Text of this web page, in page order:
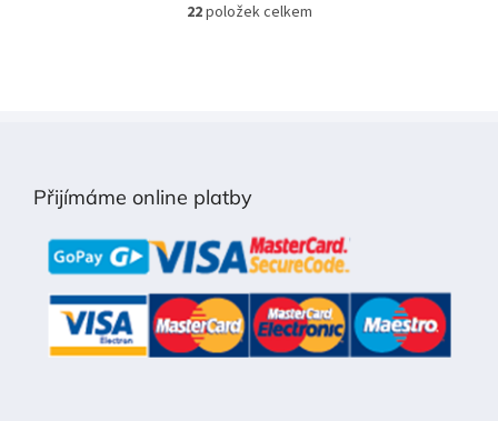
O
p
r
v
k
y
v
ý
p
i
22položek celkem
Přijímáme online platby